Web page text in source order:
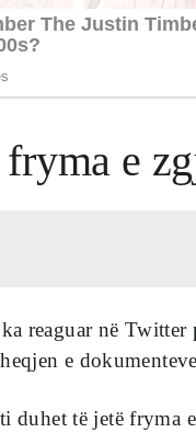
e
reaguar në Twitter
e
duhet të jetë fryma